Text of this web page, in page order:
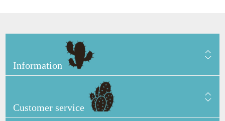
Information
Customer service